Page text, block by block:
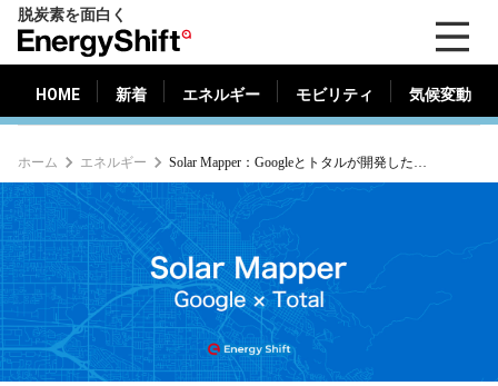
脱炭素を面白く
ナ
ジ
ー
フ
ト）
HOME 新着 エネルギー モビリティ 気候変動
新着 エネルギー 気候変動
ホーム エネルギー Solar Mapper：Googleとトタルが開発した、太陽光発電の可能性を診断する最新AI